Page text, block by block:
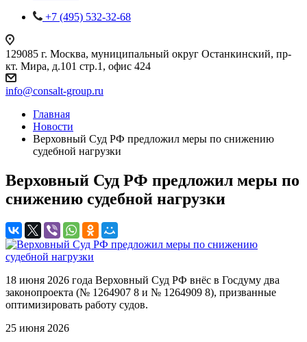
+7 (495) 532-32-68
129085 г. Москва, муниципальный округ Останкинский, пр-
кт. Мира, д.101 стр.1, офис 424
info@consalt-group.ru
Главная
Новости
Верховный Суд РФ предложил меры по снижению
судебной нагрузки
Верховный Суд РФ предложил меры по
снижению судебной нагрузки
18 июня 2026 года Верховный Суд РФ внёс в Госдуму два
законопроекта (№ 1264907 8 и № 1264909 8), призванные
оптимизировать работу судов.
25 июня 2026